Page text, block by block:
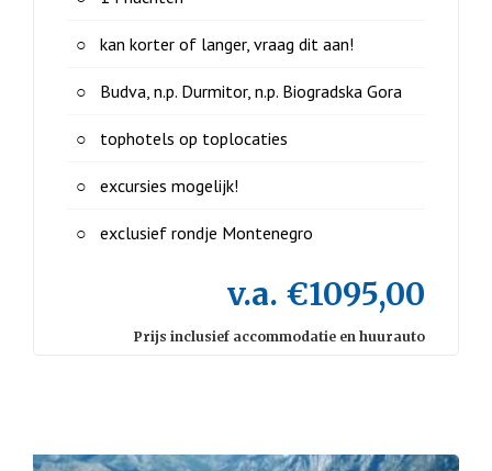
kan korter of langer, vraag dit aan!
Budva, n.p. Durmitor, n.p. Biogradska Gora
tophotels op toplocaties
excursies mogelijk!
exclusief rondje Montenegro
v.a. €1095,00
Prijs inclusief accommodatie en huurauto